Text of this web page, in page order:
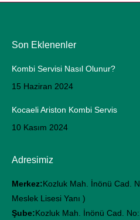
Son Eklenenler
Kombi Servisi Nasıl Olunur?
15 Haziran 2024
Kocaeli Ariston Kombi Servis
10 Kasım 2024
Adresimiz
Merkez:Kozluk Mah. İnönü Cad.
Meslek Lisesi Yanı )
Şube:Kozluk Mah. İnönü Cad.